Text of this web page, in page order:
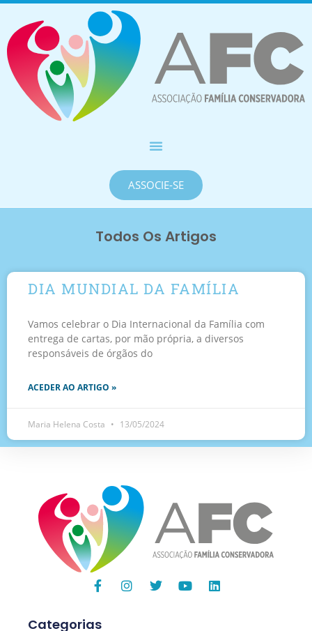
ASSOCIE-SE
Todos Os Artigos
DIA MUNDIAL DA FAMÍLIA
Vamos celebrar o Dia Internacional da Família com
entrega de cartas, por mão própria, a diversos
responsáveis de órgãos do
ACEDER AO ARTIGO »
Maria Helena Costa 13/05/2024
Categorias